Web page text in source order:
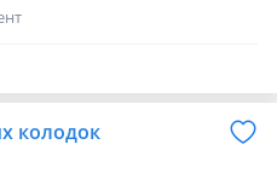
Land Rover Freelander 2
номеру. Авторазбор BARYS
выбор автозапчастей.
колодок